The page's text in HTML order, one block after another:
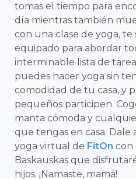
tomas el tiempo para
día mientras también
con una clase de yoga, te
equipado para abordar
interminable lista de
puedes hacer yoga sin
comodidad de tu casa, y
pequeños participen.
manta cómoda y
que tengas en casa. Dale
yoga virtual de FitOn con
Baskauskas que
hijos. ¡Namaste, mamá!